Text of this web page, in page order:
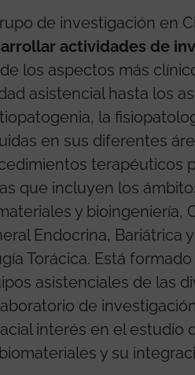
de investigación en
actividades de
los aspectos más
asistencial hasta los
la
en sus diferentes
terapéuticos
que incluyen los
y bioingeniería,
Endocrina, Bariátrica
Torácica. Está
asistenciales de las
de
interés en el estudio
y su